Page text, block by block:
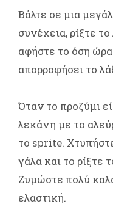
Βάλτε σε μια
συνέχεια, ρίξτε
αφήστε το όση
απορροφήσει το
Όταν το προζύμι
λεκάνη με το
το sprite.
γάλα και το ρίξτε
Ζυμώστε πολύ
ελαστική.